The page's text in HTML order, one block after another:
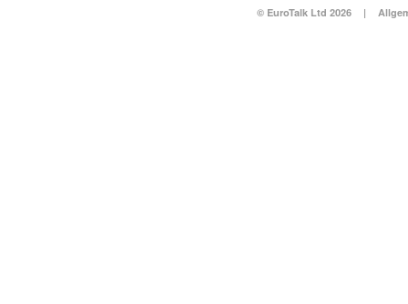
© EuroTalk Ltd 2026 |